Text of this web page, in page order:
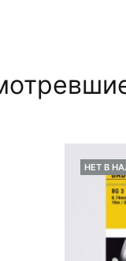
НЕТ В